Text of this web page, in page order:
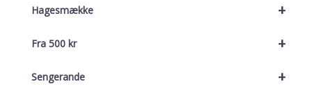
+
Hagesmække
+
Fra 500 kr
+
Sengerande